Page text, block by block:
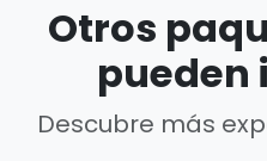
Otros
pueden
Descubre más